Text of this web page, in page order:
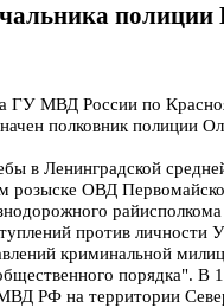
МВД России по
полковник полиции
в Ленинградской
ОВД
против
криминальной
порядка". В
МВД РФ на территории